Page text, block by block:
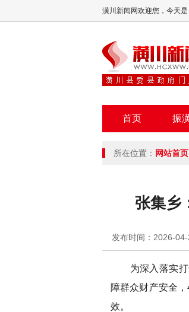
潢川新闻网欢迎您， 今天
首页 振
所在位置： 网站首页
张集乡
发布时间：2026-
为深入落实打
障群众财产安全
效。